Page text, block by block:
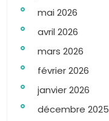
mai 2026
avril 2026
mars 2026
février 2026
janvier 2026
décembre 2025